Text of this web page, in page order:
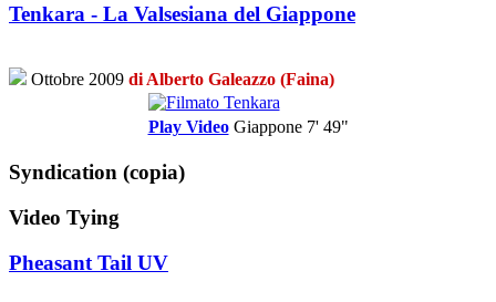
Tenkara - La Valsesiana del Giappone
Ottobre 2009 di Alberto Galeazzo (Faina)
Play Video Giappone 7' 49"
Syndication (copia)
Video Tying
Pheasant Tail UV